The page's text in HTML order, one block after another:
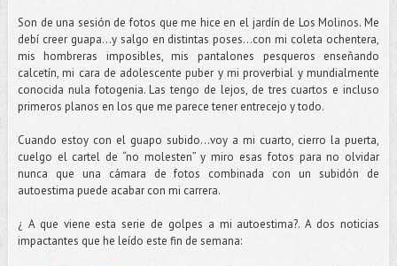
Son de una sesión de fotos que me hice en el jardín de Los Molinos. Me
debí creer guapa…y salgo en distintas poses…con mi coleta ochentera,
mis hombreras imposibles, mis pantalones pesqueros enseñando
calcetín, mi cara de adolescente puber y mi proverbial y mundialmente
conocida nula fotogenia. Las tengo de lejos, de tres cuartos e incluso
primeros planos en los que me parece tener entrecejo y todo.
Cuando estoy con el guapo subido…voy a mi cuarto, cierro la puerta,
cuelgo el cartel de “no molesten” y miro esas fotos para no olvidar
nunca que una cámara de fotos combinada con un subidón de
autoestima puede acabar con mi carrera.
¿ A que viene esta serie de golpes a mi autoestima?. A dos noticias
impactantes que he leído este fin de semana: